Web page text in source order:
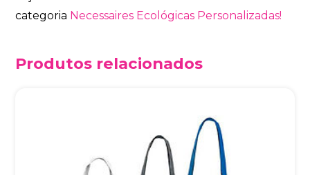
categoria Necessaires Ecológicas Personalizadas!
Produtos relacionados